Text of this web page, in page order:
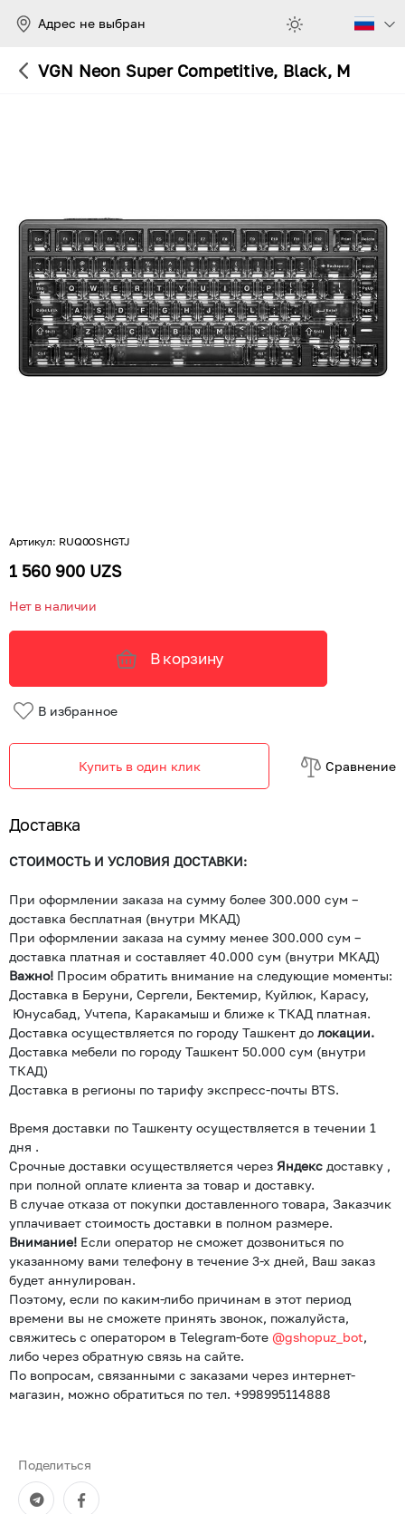
Адрес не выбран
VGN Neon Super Competitive, Black,
Артикул: RUQ0OSHGTJ
1 560 900 UZS
Нет в наличии
В корзину
В избранное
Купить в один клик Cравнение
Доставка
СТОИМОСТЬ И УСЛОВИЯ ДОСТАВКИ:
При оформлении заказа на сумму более 300.000 сум –
доставка бесплатная (внутри МКАД)
При оформлении заказа на сумму менее 300.000 сум –
доставка платная и составляет 40.000 сум (внутри МКАД)
Важно! Просим обратить внимание на следующие моменты:
Доставка в Беруни, Сергели, Бектемир, Куйлюк, Карасу,
Юнусабад, Учтепа, Каракамыш и ближе к ТКАД платная.
Доставка осуществляется по городу Ташкент до локации.
Доставка мебели по городу Ташкент 50.000 сум (внутри
ТКАД)
Доставка в регионы по тарифу экспресс-почты BTS.
Время доставки по Ташкенту осуществляется в течении 1
дня .
Срочные доставки осуществляется через Яндекс доставку ,
при полной оплате клиента за товар и доставку.
В случае отказа от покупки доставленного товара, Заказчик
уплачивает стоимость доставки в полном размере.
Внимание! Если оператор не сможет дозвониться по
указанному вами телефону в течение 3-х дней, Ваш заказ
будет аннулирован.
Поэтому, если по каким-либо причинам в этот период
времени вы не сможете принять звонок, пожалуйста,
свяжитесь с оператором в Telegram-боте @gshopuz_bot,
либо через обратную связь на сайте.
По вопросам, связанными с заказами через интернет-
магазин, можно обратиться по тел. +998995114888
Поделиться